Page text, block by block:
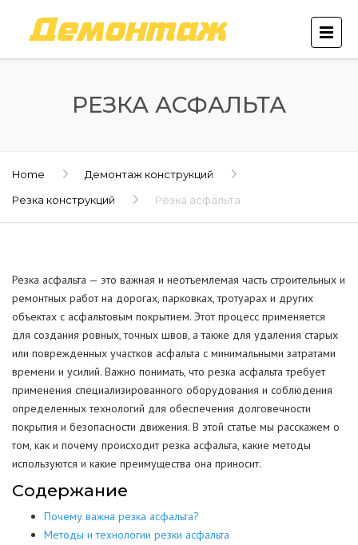
РЕЗКА АСФАЛЬТА
Home
Демонтаж конструкций
Резка конструкций
Резка асфальта
Резка асфальта — это важная и неотъемлемая часть строительных и
ремонтных работ на дорогах, парковках, тротуарах и других
объектах с асфальтовым покрытием. Этот процесс применяется
для создания ровных, точных швов, а также для удаления старых
или поврежденных участков асфальта с минимальными затратами
времени и усилий. Важно понимать, что резка асфальта требует
применения специализированного оборудования и соблюдения
определенных технологий для обеспечения долговечности
покрытия и безопасности движения. В этой статье мы расскажем о
том, как и почему происходит резка асфальта, какие методы
используются и какие преимущества она приносит.
Содержание
Почему важна резка асфальта?
Методы и технологии резки асфальта